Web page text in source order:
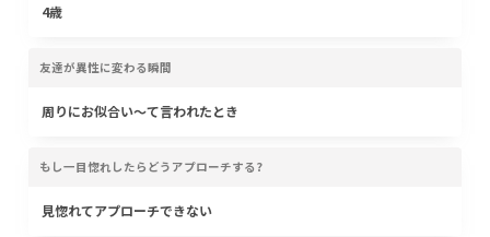
4歳
友達が異性に変わる瞬間
周りにお似合い〜て言われたとき
もし一目惚れしたらどうアプローチする?
見惚れてアプローチできない